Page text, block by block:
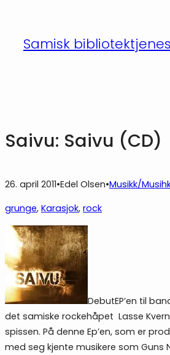
innholdSamisk
Saivu: Saivu (CD)
26. april 2011•Edel Olsen•Musikk/
grunge, Karasjok, rock
DebutEP’en til
det samiske rockehåpet Lasse
spissen. På denne Ep’en, som er
med seg kjente musikere som Guns